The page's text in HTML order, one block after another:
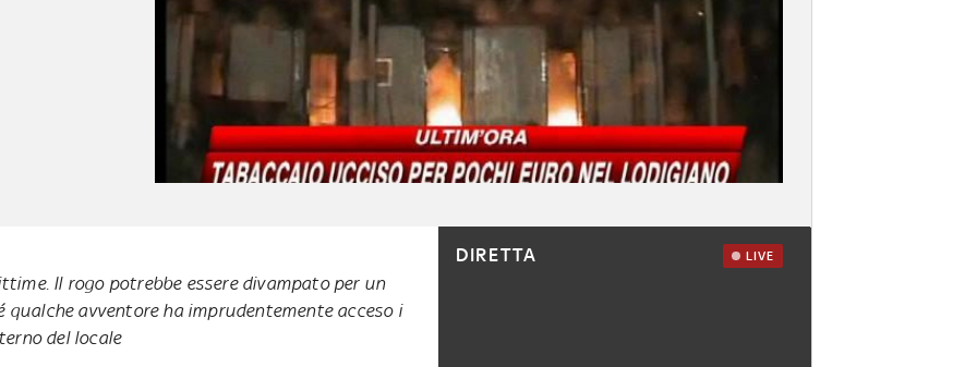
Il rogo potrebbe essere divampato per un
avventore ha imprudentemente acceso i
del locale
DIRETTA LIVE